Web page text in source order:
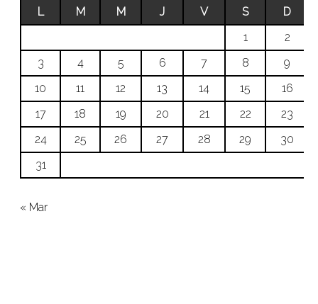
L
M M J V S
D
1
2
3
4 5 6 7 8
9
10
11 12 13 14 15
16
17
18 19 20 21 22
23
24
25 26 27 28 29
30
31
« Mar